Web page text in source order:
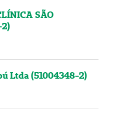
SÃO
Ltda (51004348-2)